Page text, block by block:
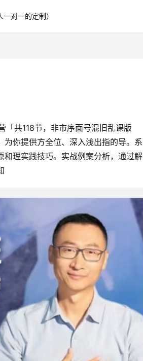
对一的定制）
「共118节，非市序面‬号混旧乱‬课版
你提供方全‬位、深入浅出指的‬导。系
理‬实践技巧。实战例案‬分析，通过解